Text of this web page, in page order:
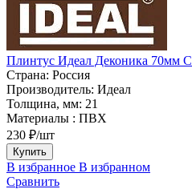
Плинтус Идеал Деконика 70мм
Страна: Россия
Производитель: Идеал
Толщина, мм: 21
Материалы : ПВХ
230 ₽/шт
Купить
В избранное В избранном
Сравнить